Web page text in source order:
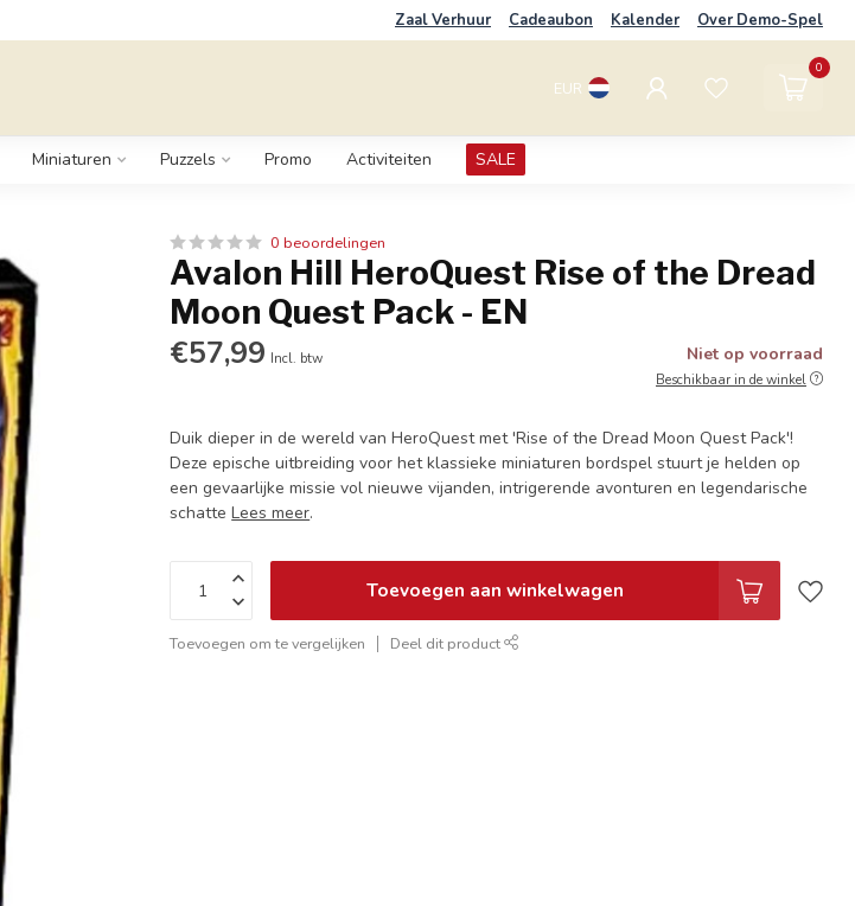
Zaal Verhuur Cadeaubon Kalender Over Demo-Spel
EUR
0
Miniaturen Puzzels Promo Activiteiten SALE
0 beoordelingen
Avalon Hill HeroQuest Rise of the Dread
Moon Quest Pack - EN
€57,99 Incl. btw Niet op voorraad
Beschikbaar in de winkel
Duik dieper in de wereld van HeroQuest met 'Rise of the Dread Moon Quest Pack'!
Deze epische uitbreiding voor het klassieke miniaturen bordspel stuurt je helden op
een gevaarlijke missie vol nieuwe vijanden, intrigerende avonturen en legendarische
schatteLees meer.
Toevoegen aan winkelwagen
Toevoegen om te vergelijken Deel dit product